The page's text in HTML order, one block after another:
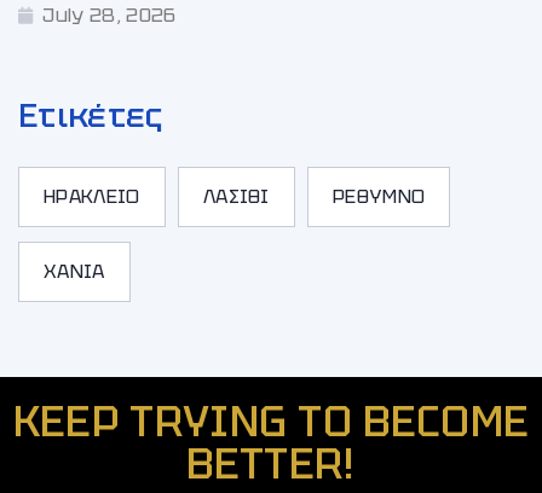
July 28, 2026
Ετικέτες
ΗΡΑΚΛΕΙΟ ΛΑΣΙΘΙ ΡΕΘΥΜΝΟ
ΧΑΝΙΑ
KEEP TRYING TO BECOME
BETTER!